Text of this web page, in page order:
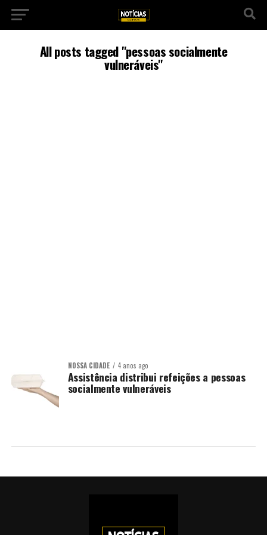
All posts tagged "pessoas socialmente
vulneráveis"
NOSSA CIDADE 4 anos ago
Assistência distribui refeições a pessoas
socialmente vulneráveis